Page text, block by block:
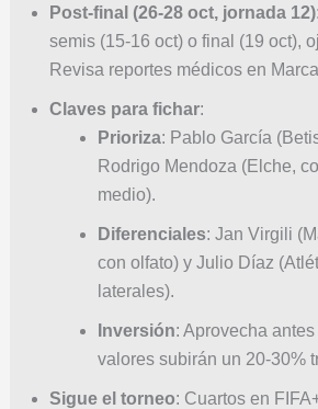
Post-final (26-28 oct, jornada 12)
semis (15-16 oct) o final (19 oct),
Revisa reportes médicos en
Claves para fichar:
Prioriza: Pablo García
Rodrigo Mendoza (Elche,
medio).
Diferenciales: Jan Virgili
con olfato) y Julio Díaz
laterales).
Inversión: Aprovecha
valores subirán un 20-30%
Sigue el torneo: Cuartos en